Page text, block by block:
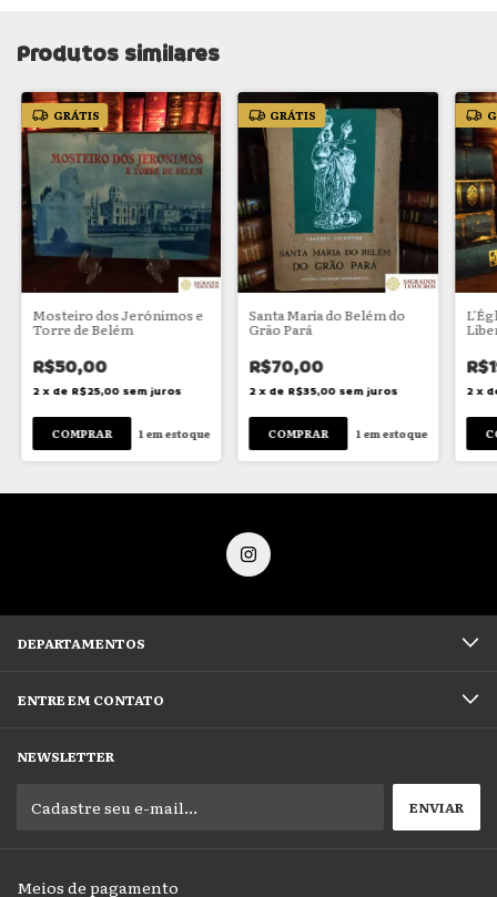
Produtos similares
GRÁTIS
Mosteiro dos Jerónimos e
Torre de Belém
R$50,00
2 x de R$25,00 sem juros
1 em estoque
GRÁTIS
Santa Maria do Belém do
Grão Pará
R$70,00
2 x de R$35,00 sem juros
1 em estoque
2 x
DEPARTAMENTOS
ENTRE EM CONTATO
NEWSLETTER
Meios de pagamento